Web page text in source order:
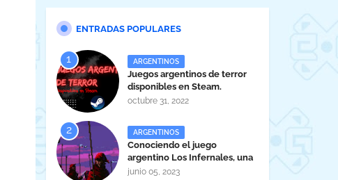
ENTRADAS POPULARES
ARGENTINOS
Juegos argentinos de terror
disponibles en Steam.
octubre 31, 2022
ARGENTINOS
Conociendo el juego
argentino Los Infernales, una
maravilla tucumana
junio 05, 2023